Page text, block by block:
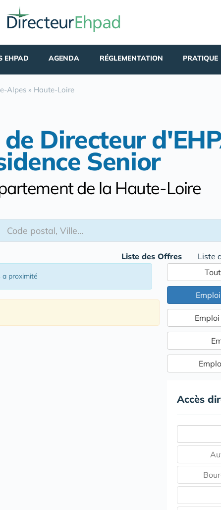
EHPAD AGENDA RÉGLEMENTATION PRATIQUE
Alpes » Haute-Loire
Directeur
Senior
de la Haute-Loire
Liste des Offres Liste
proximité
Accès